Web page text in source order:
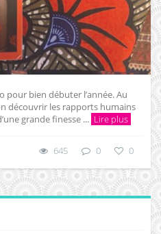
pour bien débuter l’année. Au
découvrir les rapports humains
grande finesse ... Lire plus
645 0 0